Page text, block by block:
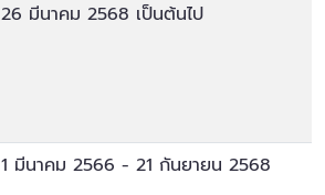
26 มีนาคม 2568 เป็นต้นไป
1 มีนาคม 2566 - 21 กันยายน 2568